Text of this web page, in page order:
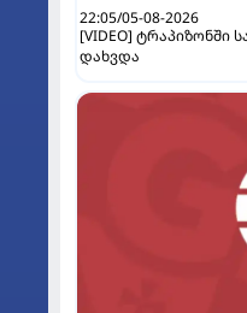
22:05/05-08-2026
[VIDEO] ტრაპიზონში
დახვდა